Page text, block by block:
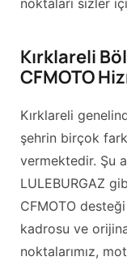
noktaları sizler
Kırklareli
CFMOTO
Kırklareli
şehrin birçok
vermektedir. Şu
LULEBURGAZ
CFMOTO
kadrosu ve
noktalarımız,